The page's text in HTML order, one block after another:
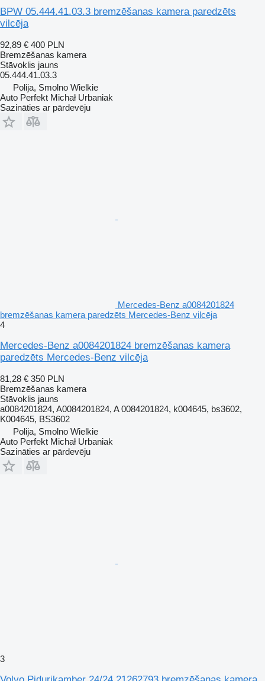
BPW 05.444.41.03.3 bremzēšanas kamera paredzēts
vilcēja
92,89 € 400 PLN
Bremzēšanas kamera
Stāvoklis jauns
05.444.41.03.3
Polija, Smolno Wielkie
Auto Perfekt Michał Urbaniak
Sazināties ar pārdevēju
Mercedes-Benz a0084201824
bremzēšanas kamera paredzēts Mercedes-Benz vilcēja
4
Mercedes-Benz a0084201824 bremzēšanas kamera
paredzēts Mercedes-Benz vilcēja
81,28 € 350 PLN
Bremzēšanas kamera
Stāvoklis jauns
a0084201824, A0084201824, A 0084201824, k004645, bs3602,
K004645, BS3602
Polija, Smolno Wielkie
Auto Perfekt Michał Urbaniak
Sazināties ar pārdevēju
3